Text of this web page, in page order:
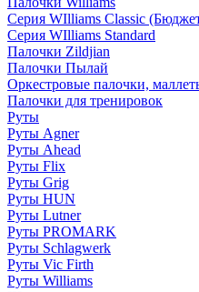
Серия WIlliams Classic
Серия WIlliams Standard
Палочки Zildjian
Палочки Пылай
Оркестровые палочки,
Палочки для тренировок
Руты
Руты Agner
Руты Ahead
Руты Flix
Руты Grig
Руты HUN
Руты Lutner
Руты PROMARK
Руты Schlagwerk
Руты Vic Firth
Руты Williams